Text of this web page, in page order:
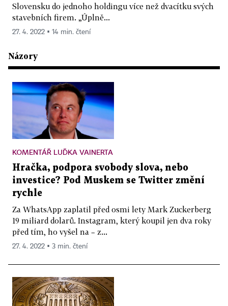
Slovensku do jednoho holdingu více než dvacítku svých
stavebních firem. „Úplně...
27. 4. 2022 ▪ 14 min. čtení
Názory
KOMENTÁŘ LUĎKA VAINERTA
Hračka, podpora svobody slova, nebo
investice? Pod Muskem se Twitter změní
rychle
Za WhatsApp zaplatil před osmi lety Mark Zuckerberg
19 miliard dolarů. Instagram, který koupil jen dva roky
před tím, ho vyšel na – z...
27. 4. 2022 ▪ 3 min. čtení